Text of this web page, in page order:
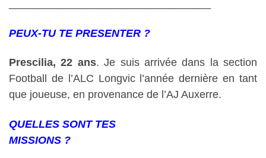
PEUX-TU TE PRESENTER ?
Prescilia, 22 ans. Je suis arrivée dans la section
Football de l’ALC Longvic l’année dernière en tant
que joueuse, en provenance de l’AJ Auxerre.
QUELLES SONT TES
MISSIONS ?